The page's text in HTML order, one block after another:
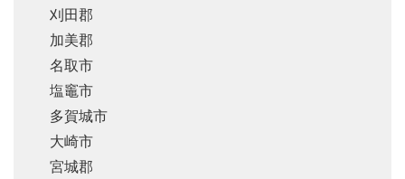
刈田郡
加美郡
名取市
塩竈市
多賀城市
大崎市
宮城郡